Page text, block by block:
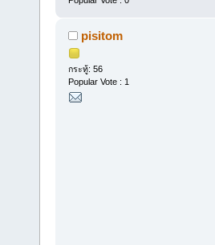
pisitom
กระทู้: 56
Popular Vote : 1